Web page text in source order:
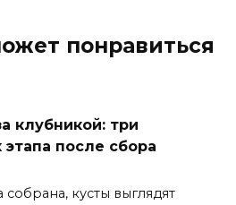
понравиться
клубникой: три
после сбора
собрана, кусты выглядят